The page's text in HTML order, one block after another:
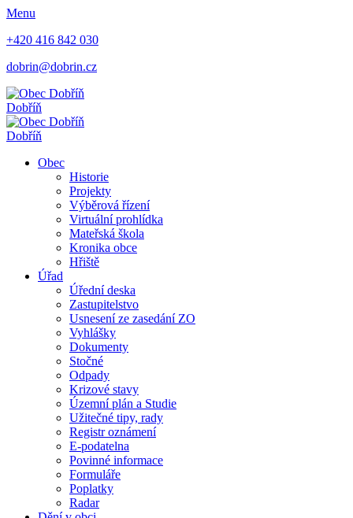
Menu
+420 416 842 030
dobrin@dobrin.cz
Dobříň
Dobříň
Obec
Historie
Projekty
Výběrová řízení
Virtuální prohlídka
Mateřská škola
Kronika obce
Hřiště
Úřad
Úřední deska
Zastupitelstvo
Usnesení ze zasedání ZO
Vyhlášky
Dokumenty
Stočné
Odpady
Krizové stavy
Územní plán a Studie
Užitečné tipy, rady
Registr oznámení
E-podatelna
Povinné informace
Formuláře
Poplatky
Radar